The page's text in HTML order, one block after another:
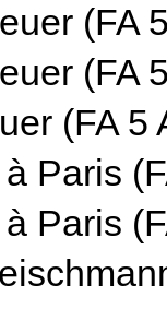
(FA
(FA
(FA 5
Paris
Paris